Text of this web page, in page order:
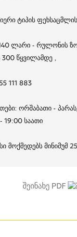
ტიპის
ლარი - რულონის
300 წყვილამდე ,
111 883
ორშაბათი -
19:00 საათი
მოქმედებს მინიმუმ
შეინახე PDF